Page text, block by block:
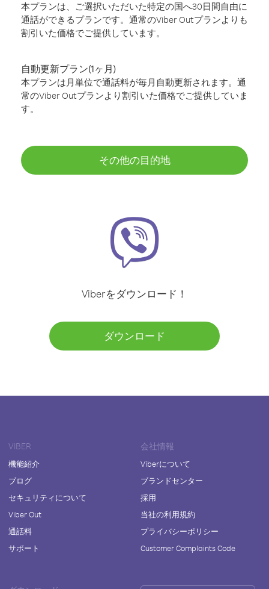
本プランは、ご選択いただいた特定の国へ30日間自由に
通話ができるプランです。通常のViber Outプランよりも
割引いた価格でご提供しています。
自動更新プラン(1ヶ月)
本プランは月単位で通話料が毎月自動更新されます。通
常のViber Outプランより割引いた価格でご提供していま
す。
その他の目的地
Viberをダウンロード！
ダウンロード
VIBER
機能紹介
ブログ
セキュリティについて
Viber Out
通話料
サポート
会社情報
Viberについて
ブランドセンター
採用
当社の利用規約
プライバシーポリシー
Customer Complaints Code